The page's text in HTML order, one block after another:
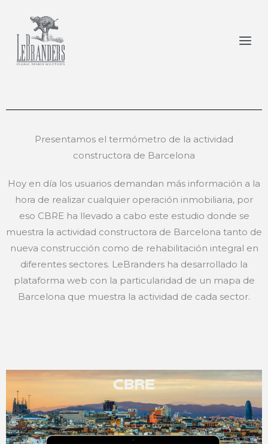
contenido
Presentamos el termómetro de la actividad
constructora de Barcelona
Hoy en día los usuarios demandan más información a la
hora de realizar cualquier operación inmobiliaria, por
eso CBRE ha llevado a cabo este estudio donde se
muestra la actividad constructora de Barcelona tanto de
nueva construcción como de rehabilitación integral en
diferentes sectores. LeBranders ha desarrollado la
plataforma web con la particularidad de un mapa de
Barcelona que muestra la actividad de cada sector.